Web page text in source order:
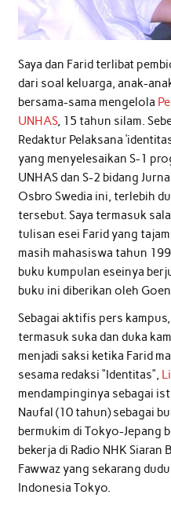
Saya dan Farid terlibat
dari soal keluarga, anak-
bersama-sama mengelola
UNHAS, 15 tahun silam.
Redaktur Pelaksana
yang menyelesaikan S-1
UNHAS dan S-2 bidang
Osbro Swedia ini, terlebih
tersebut. Saya termasuk
tulisan esei Farid yang
masih mahasiswa tahun
buku kumpulan eseinya
buku ini diberikan oleh
Sebagai aktifis pers
termasuk suka dan duka
menjadi saksi ketika Farid
sesama redaksi “Identitas”,
mendampinginya sebagai
Naufal (10 tahun) sebagai
bermukim di Tokyo-Jepang
bekerja di Radio NHK Siaran
Fawwaz yang sekarang
Indonesia Tokyo.